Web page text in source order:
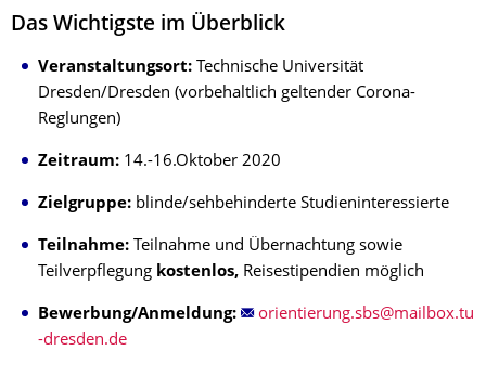
Das Wichtigste im Überblick
Veranstaltungsort: Technische Universität
Dresden/Dresden (vorbehaltlich geltender Corona-
Reglungen)
Zeitraum: 14.-16.Oktober 2020
Zielgruppe: blinde/sehbehinderte Studieninteressierte
Teilnahme: Teilnahme und Übernachtung sowie
Teilverpflegung kostenlos, Reisestipendien möglich
Bewerbung/Anmeldung: